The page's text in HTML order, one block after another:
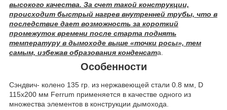
высокого качества. За счет такой конструкции,
происходит быстрый нагрев внутренней трубы, что в
последствие дает возможность за короткий
промежуток времени после старта поднять
температуру в дымоходе выше «точки росы», тем
самым, избежав образования конденсата.
Особенности
Сэндвич- колено 135 гр. из нержавеющей стали 0.8 мм, D
115х200 мм Ferrum применяется в качестве одного из
множества элементов в конструкции дымохода.